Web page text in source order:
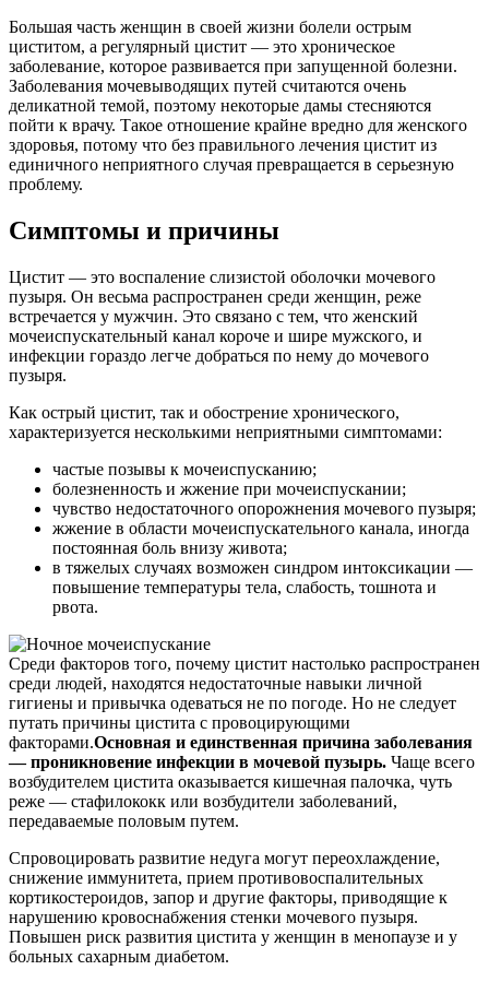
Большая часть женщин в своей жизни болели острым
циститом, а регулярный цистит — это хроническое
заболевание, которое развивается при запущенной болезни.
Заболевания мочевыводящих путей считаются очень
деликатной темой, поэтому некоторые дамы стесняются
пойти к врачу. Такое отношение крайне вредно для женского
здоровья, потому что без правильного лечения цистит из
единичного неприятного случая превращается в серьезную
проблему.
Симптомы и причины
Цистит — это воспаление слизистой оболочки мочевого
пузыря. Он весьма распространен среди женщин, реже
встречается у мужчин. Это связано с тем, что женский
мочеиспускательный канал короче и шире мужского, и
инфекции гораздо легче добраться по нему до мочевого
пузыря.
Как острый цистит, так и обострение хронического,
характеризуется несколькими неприятными симптомами:
частые позывы к мочеиспусканию;
болезненность и жжение при мочеиспускании;
чувство недостаточного опорожнения мочевого пузыря;
жжение в области мочеиспускательного канала, иногда
постоянная боль внизу живота;
в тяжелых случаях возможен синдром интоксикации —
повышение температуры тела, слабость, тошнота и
рвота.
Среди факторов того, почему цистит настолько распространен
среди людей, находятся недостаточные навыки личной
гигиены и привычка одеваться не по погоде. Но не следует
путать причины цистита с провоцирующими
факторами.Основная и единственная причина заболевания
— проникновение инфекции в мочевой пузырь. Чаще всего
возбудителем цистита оказывается кишечная палочка, чуть
реже — стафилококк или возбудители заболеваний,
передаваемые половым путем.
Спровоцировать развитие недуга могут переохлаждение,
снижение иммунитета, прием противовоспалительных
кортикостероидов, запор и другие факторы, приводящие к
нарушению кровоснабжения стенки мочевого пузыря.
Повышен риск развития цистита у женщин в менопаузе и у
больных сахарным диабетом.